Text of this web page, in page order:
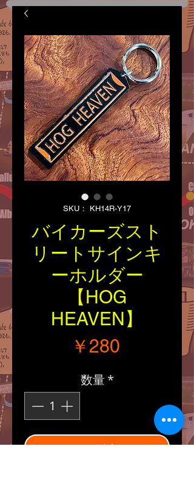
SKU： KH14R-Y17
バイカーズスト
リートサインキ
ーホルダー
【HOG
HEAVEN】
￥280
数量 *
カートに追加する